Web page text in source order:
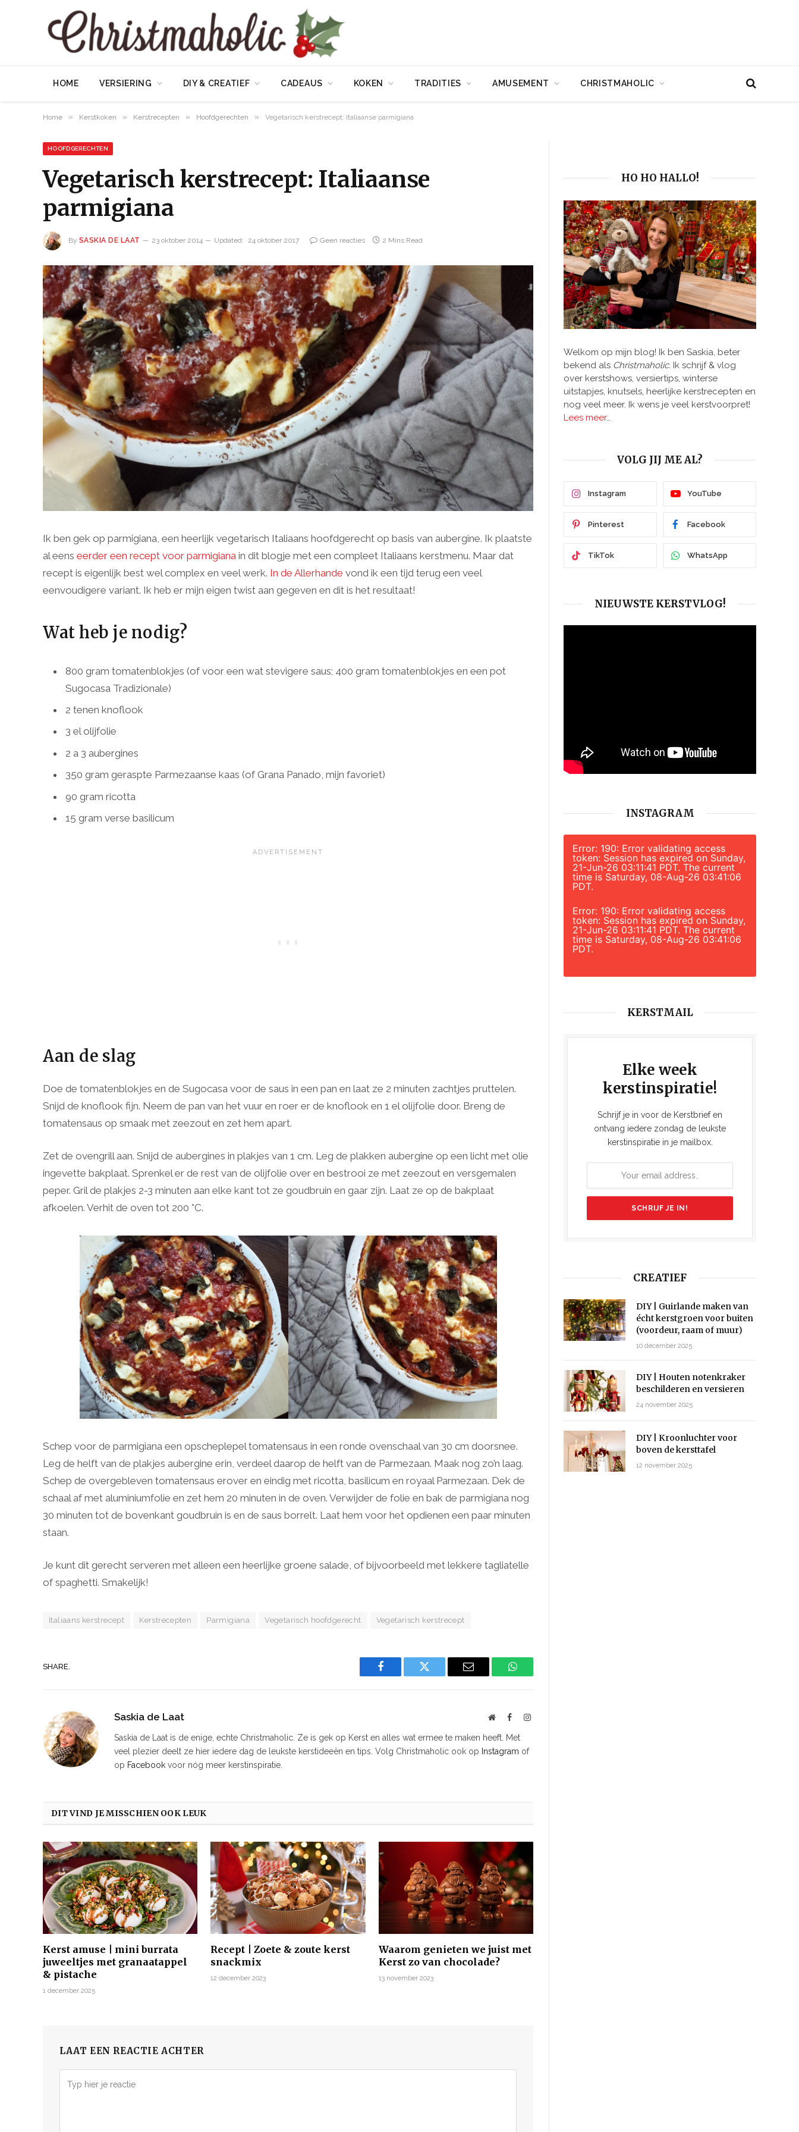
HOME VERSIERING DIY & CREATIEF CADEAUS KOKEN TRADITIES AMUSEMENT CHRISTMAHOLIC
Home » Kerstkoken » Kerstrecepten » Hoofdgerechten » Vegetarisch kerstrecept: Italiaanse parmigiana
HOOFDGERECHTEN
Vegetarisch kerstrecept: Italiaanse
parmigiana
By SASKIA DE LAAT 23 oktober 2014 Updated: 24 oktober 2017 Geen reacties 2 Mins Read
Ik ben gek op parmigiana, een heerlijk vegetarisch Italiaans hoofdgerecht op basis van aubergine. Ik plaatste
al eens eerder een recept voor parmigiana in dit blogje met een compleet Italiaans kerstmenu. Maar dat
recept is eigenlijk best wel complex en veel werk. In de Allerhande vond ik een tijd terug een veel
eenvoudigere variant. Ik heb er mijn eigen twist aan gegeven en dit is het resultaat!
Wat heb je nodig?
800 gram tomatenblokjes (of voor een wat stevigere saus; 400 gram tomatenblokjes en een pot
Sugocasa Tradizionale)
2 tenen knoflook
3 el olijfolie
2 a 3 aubergines
350 gram geraspte Parmezaanse kaas (of Grana Panado, mijn favoriet)
90 gram ricotta
15 gram verse basilicum
Aan de slag
Doe de tomatenblokjes en de Sugocasa voor de saus in een pan en laat ze 2 minuten zachtjes pruttelen.
Snijd de knoflook fijn. Neem de pan van het vuur en roer er de knoflook en 1 el olijfolie door. Breng de
tomatensaus op smaak met zeezout en zet hem apart.
Zet de ovengrill aan. Snijd de aubergines in plakjes van 1 cm. Leg de plakken aubergine op een licht met olie
ingevette bakplaat. Sprenkel er de rest van de olijfolie over en bestrooi ze met zeezout en versgemalen
peper. Gril de plakjes 2-3 minuten aan elke kant tot ze goudbruin en gaar zijn. Laat ze op de bakplaat
afkoelen. Verhit de oven tot 200 °C.
Schep voor de parmigiana een opscheplepel tomatensaus in een ronde ovenschaal van 30 cm doorsnee.
Leg de helft van de plakjes aubergine erin, verdeel daarop de helft van de Parmezaan. Maak nog zo’n laag.
Schep de overgebleven tomatensaus erover en eindig met ricotta, basilicum en royaal Parmezaan. Dek de
schaal af met aluminiumfolie en zet hem 20 minuten in de oven. Verwijder de folie en bak de parmigiana nog
30 minuten tot de bovenkant goudbruin is en de saus borrelt. Laat hem voor het opdienen een paar minuten
staan.
Je kunt dit gerecht serveren met alleen een heerlijke groene salade, of bijvoorbeeld met lekkere tagliatelle
of spaghetti. Smakelijk!
Italiaans kerstrecept Kerstrecepten Parmigiana Vegetarisch hoofdgerecht Vegetarisch kerstrecept
SHARE.
Facebook Twitter Email WhatsApp
Saskia de Laat WebsiteFacebookInstagram
Saskia de Laat is de enige, echte Christmaholic. Ze is gek op Kerst en alles wat ermee te maken heeft. Met
veel plezier deelt ze hier iedere dag de leukste kerstideeën en tips. Volg Christmaholic ook op Instagram of
op Facebook voor nóg meer kerstinspiratie.
DIT VIND JE MISSCHIEN OOK LEUK
Kerst amuse | mini burrata
juweeltjes met granaatappel
& pistache
1 december 2025
Recept | Zoete & zoute kerst
snackmix
12 december 2023
Waarom genieten we juist met
Kerst zo van chocolade?
13 november 2023
LAAT EEN REACTIE ACHTER
HO HO HALLO!
Welkom op mijn blog! Ik ben Saskia, beter
bekend als Christmaholic. Ik schrijf & vlog
over kerstshows, versiertips, winterse
uitstapjes, knutsels, heerlijke kerstrecepten en
nog veel meer. Ik wens je veel kerstvoorpret!
Lees meer…
VOLG JIJ ME AL?
Instagram YouTube
Pinterest Facebook
TikTok WhatsApp
NIEUWSTE KERSTVLOG!
INSTAGRAM
Error: 190: Error validating access
token: Session has expired on Sunday,
21-Jun-26 03:11:41 PDT. The current
time is Saturday, 08-Aug-26 03:41:06
PDT.
Error: 190: Error validating access
token: Session has expired on Sunday,
21-Jun-26 03:11:41 PDT. The current
time is Saturday, 08-Aug-26 03:41:06
PDT.
KERSTMAIL
Elke week
kerstinspiratie!
Schrijf je in voor de Kerstbrief en
ontvang iedere zondag de leukste
kerstinspiratie in je mailbox.
CREATIEF
DIY | Guirlande maken van
écht kerstgroen voor buiten
(voordeur, raam of muur)
10 december 2025
DIY | Houten notenkraker
beschilderen en versieren
24 november 2025
DIY | Kroonluchter voor
boven de kersttafel
12 november 2025